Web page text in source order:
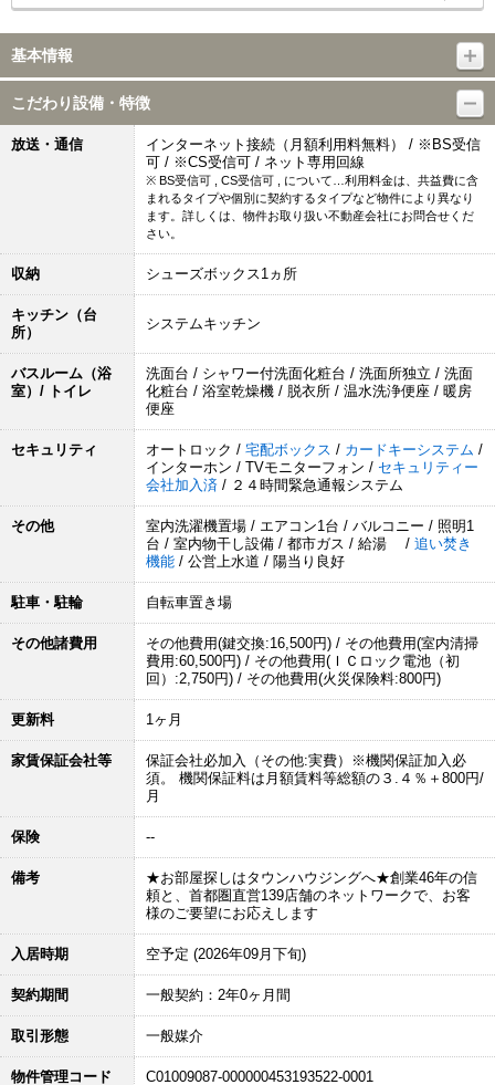
基本情報
こだわり設備・特徴
放送・通信
インターネット接続（月額利用料無料） / ※BS受信
可 / ※CS受信可 / ネット専用回線
※ BS受信可 , CS受信可 , について…利用料金は、共益費に含
まれるタイプや個別に契約するタイプなど物件により異なり
ます。詳しくは、物件お取り扱い不動産会社にお問合せくだ
さい。
収納 シューズボックス1ヵ所
キッチン（台
所）
システムキッチン
バスルーム（浴
室）/ トイレ
洗面台 / シャワー付洗面化粧台 / 洗面所独立 / 洗面
化粧台 / 浴室乾燥機 / 脱衣所 / 温水洗浄便座 / 暖房
便座
セキュリティ オートロック / 宅配ボックス / カードキーシステム /
インターホン / TVモニターフォン / セキュリティー
会社加入済 / ２４時間緊急通報システム
その他
室内洗濯機置場 / エアコン1台 / バルコニー / 照明1
台 / 室内物干し設備 / 都市ガス / 給湯 / 追い焚き
機能 / 公営上水道 / 陽当り良好
駐車・駐輪 自転車置き場
その他諸費用
その他費用(鍵交換:16,500円) / その他費用(室内清掃
費用:60,500円) / その他費用(ＩＣロック電池（初
回）:2,750円) / その他費用(火災保険料:800円)
更新料 1ヶ月
家賃保証会社等
保証会社必加入（その他:実費）※機関保証加入必
須。 機関保証料は月額賃料等総額の３.４％＋800円/
月
保険 --
備考
★お部屋探しはタウンハウジングへ★創業46年の信
頼と、首都圏直営139店舗のネットワークで、お客
様のご要望にお応えします
入居時期 空予定 (2026年09月下旬)
契約期間 一般契約：2年0ヶ月間
取引形態 一般媒介
物件管理コード C01009087-000000453193522-0001